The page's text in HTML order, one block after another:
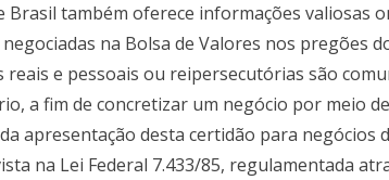
Brasil também oferece informações valiosas
na Bolsa de Valores nos pregões
reais e pessoais ou reipersecutórias são
a fim de concretizar um negócio por meio
apresentação desta certidão para negócios
na Lei Federal 7.433/85, regulamentada